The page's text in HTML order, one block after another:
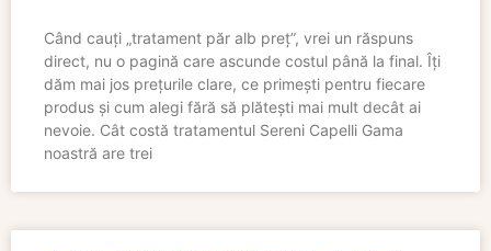
Când cauți „tratament păr alb preț”, vrei un răspuns
direct, nu o pagină care ascunde costul până la final. Îți
dăm mai jos prețurile clare, ce primești pentru fiecare
produs și cum alegi fără să plătești mai mult decât ai
nevoie. Cât costă tratamentul Sereni Capelli Gama
noastră are trei